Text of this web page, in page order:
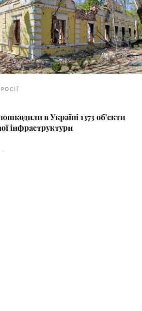
в Україні 1373 об’єкти
інфраструктури
-